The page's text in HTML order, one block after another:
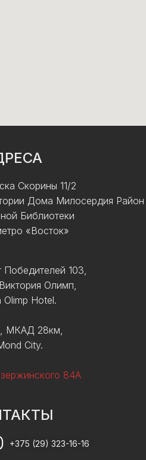
Скорины 11/2
Дома Милосердия Район
Библиотеки
«Восток»
103,
Олимп,
Olimp Hotel.
МКАД 28км,
City.
84А
+375 (29) 323-16-16